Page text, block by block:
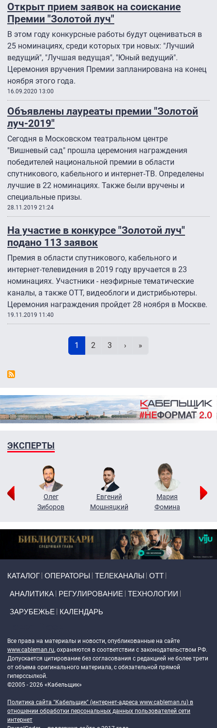
Открыт прием заявок на соискание
Премии "Золотой луч"
В этом году конкурсные работы будут оцениваться в
25 номинациях, среди которых три новых: "Лучший
ведущий", "Лучшая ведущая", "Юный ведущий".
Церемония вручения Премии запланирована на конец
ноября этого года.
16.09.2020 13:00
Объявлены лауреаты премии "Золотой
луч-2019"
Сегодня в Московском театральном центре
"Вишневый сад" прошла церемония награждения
победителей национальной премии в области
спутникового, кабельного и интернет-ТВ. Определены
лучшие в 22 номинациях. Также были вручены и
специальные призы.
28.11.2019 21:24
На участие в конкурсе "Золотой луч"
подано 113 заявок
Премия в области спутникового, кабельного и
интернет-телевидения в 2019 году вручается в 23
номинациях. Участники - неэфирные тематические
каналы, а также ОТТ, видеоблоги и дистрибьютеры.
Церемония награждения пройдет 28 ноября в Москве.
19.11.2019 11:40
Текущая страница
1 Page
2 Page
3 Следующая страница
› Последняя страница
»
ЭКСПЕРТЫ
Олег
Зиборов
Евгений
Мошняцкий
Мария
Фомина
КАТАЛОГ ОПЕРАТОРЫ ТЕЛЕКАНАЛЫ ОТТ
АНАЛИТИКА РЕГУЛИРОВАНИЕ ТЕХНОЛОГИИ
ЗАРУБЕЖЬЕ КАЛЕНДАРЬ
Все права на материалы и новости, опубликованные на сайте
www.cableman.ru, охраняются в соответствии с законодательством РФ.
Допускается цитирование без согласования с редакцией не более трети
от объема оригинального материала, с обязательной прямой
гиперссылкой.
©2005 - 2026 «Кабельщик»
Политика сайта "Кабельщик" (интернет-адреса www.cableman.ru) в
отношении обработки персональных данных пользователей сети
интернет